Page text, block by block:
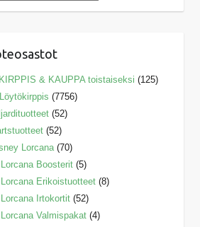
& KAUPPA toistaiseksi (125)
(7756)
(52)
(52)
Lorcana (70)
Lorcana Boosterit (5)
Lorcana Erikoistuotteet (8)
Lorcana Irtokortit (52)
Lorcana Valmispakat (4)